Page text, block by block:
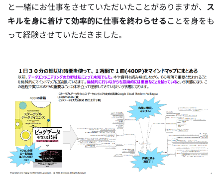
と一緒にお仕事をさせていただいたことがありますが、 ス
キルを身に着けて効率的に仕事を終わらせることを身をも
って経験させていただきました。